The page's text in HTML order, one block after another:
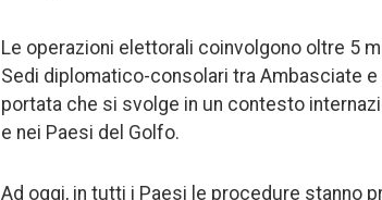
Le operazioni elettorali coinvolgono oltre 5
Sedi diplomatico-consolari tra Ambasciate
portata che si svolge in un contesto
e nei Paesi del Golfo.
Ad oggi, in tutti i Paesi le procedure stanno